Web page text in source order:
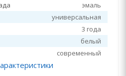
эмаль
универсальная
3 года
белый
современный